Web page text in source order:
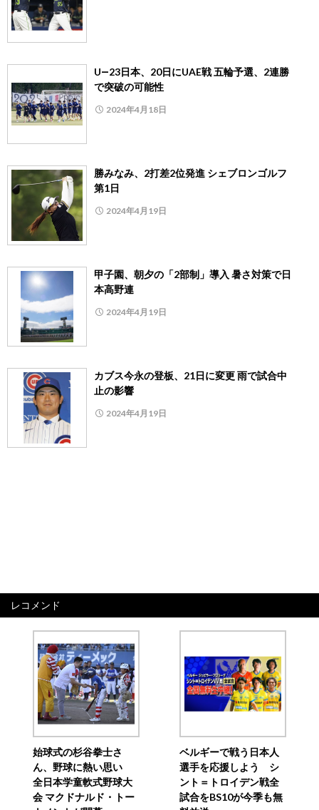
U―23日本、20日にUAE戦 五輪予選、2連勝
で突破の可能性
2024年4月18日
勝みなみ、2打差2位発進 シェブロンゴルフ
第1日
2024年4月19日
甲子園、朝夕の「2部制」導入 暑さ対策で日
本高野連
2024年4月19日
カブス今永の登板、21日に変更 雨で試合中
止の影響
2024年4月19日
レコメンド
始球式の杉谷拳士さ
ん、野球に熱い思い
全日本学童軟式野球大
会 マクドナルド・トー
ベルギーで戦う日本人
選手を応援しよう シ
ント＝トロイデン戦全
試合をBS10が今季も無